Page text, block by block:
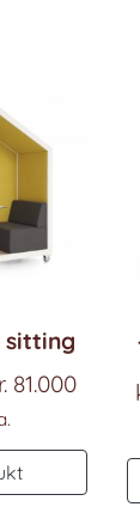
sitting
81.000
til